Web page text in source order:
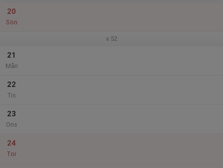
20
Sön
v.52
21
Mån
22
Tis
23
Ons
24
Tor